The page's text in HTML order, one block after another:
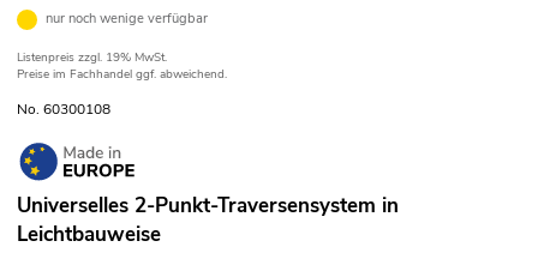
nur noch wenige verfügbar
Listenpreis zzgl. 19% MwSt.
Preise im Fachhandel ggf. abweichend.
No. 60300108
Universelles 2-Punkt-Traversensystem in
Leichtbauweise